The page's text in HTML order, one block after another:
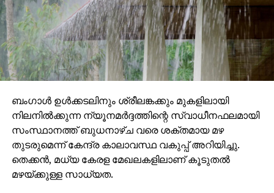
ബംഗാള്‍ ഉള്‍ക്കടലിനും ശ്രീലങ്കക്കും മുകളിലായി
നിലനില്‍ക്കുന്ന ന്യൂനമര്‍ദ്ദത്തിന്റെ സ്വാധീനഫലമായി
സംസ്ഥാനത്ത് ബുധനാഴ്ച വരെ ശക്തമായ മഴ
തുടരുമെന്ന് കേന്ദ്ര കാലാവസ്ഥ വകുപ്പ് അറിയിച്ചു.
തെക്കന്‍, മധ്യ കേരള മേഖലകളിലാണ് കൂടുതല്‍
മഴയ്ക്കുള്ള സാധ്യത.